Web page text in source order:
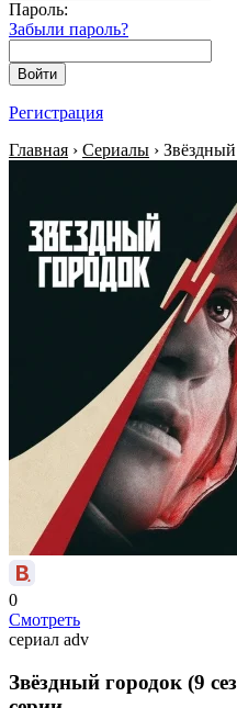
Пароль:
Забыли пароль?
Войти
Регистрация
Главная › Сериалы ›
0
Смотреть
сериал adv
Звёздный городок (9